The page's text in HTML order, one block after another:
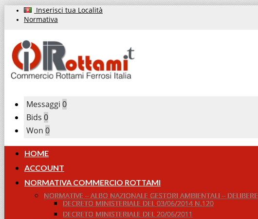
Inserisci tua Località
Normativa
Messaggi 0
Bids 0
Won 0
HOME
ACCOUNT
NORMATIVA COMMERCIO ROTTAMI
NORMATIVE – ALBO NAZIONALE GESTORI AMBIENTALI – DELIBERE
DECRETO MINISTERIALE DEL 03/06/2014 N.120
DECRETO MINISTERIALE DEL 20/06/2011